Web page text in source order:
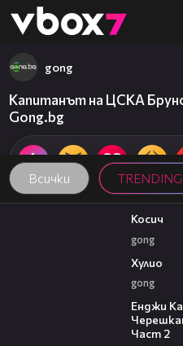
👾
Всички TRENDING
gong
Капитанът на ЦСКА
Gong.bg
10:17
Косич
gong
Хулио
gong
Енджи
Част 2